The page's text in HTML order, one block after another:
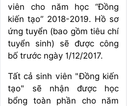
viên cho năm học “Đồng
kiến tạo” 2018-2019. Hồ sơ
ứng tuyển (bao gồm tiêu chí
tuyển sinh) sẽ được công
bố trước ngày 1/12/2017.
Tất cả sinh viên "Đồng kiến
tạo" sẽ nhận được học
bổng toàn phần cho năm